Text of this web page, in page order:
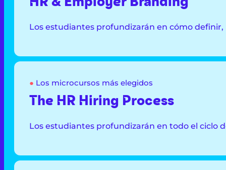
Los estudiantes profundizarán en cómo
● Los microcursos más elegidos
The HR Hiring Process
Los estudiantes profundizarán en todo el ciclo